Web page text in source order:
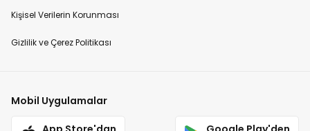
Kişisel Verilerin Korunması
Gizlilik ve Çerez Politikası
Mobil Uygulamalar